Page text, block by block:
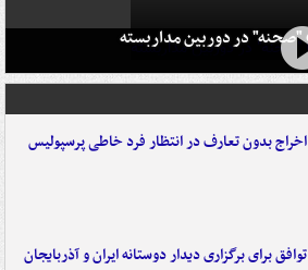
اخراج بدون تعارف در انتظار فرد خاطی پرسپولیس
توافق برای برگزاری دیدار دوستانه ایران و آذربایجان